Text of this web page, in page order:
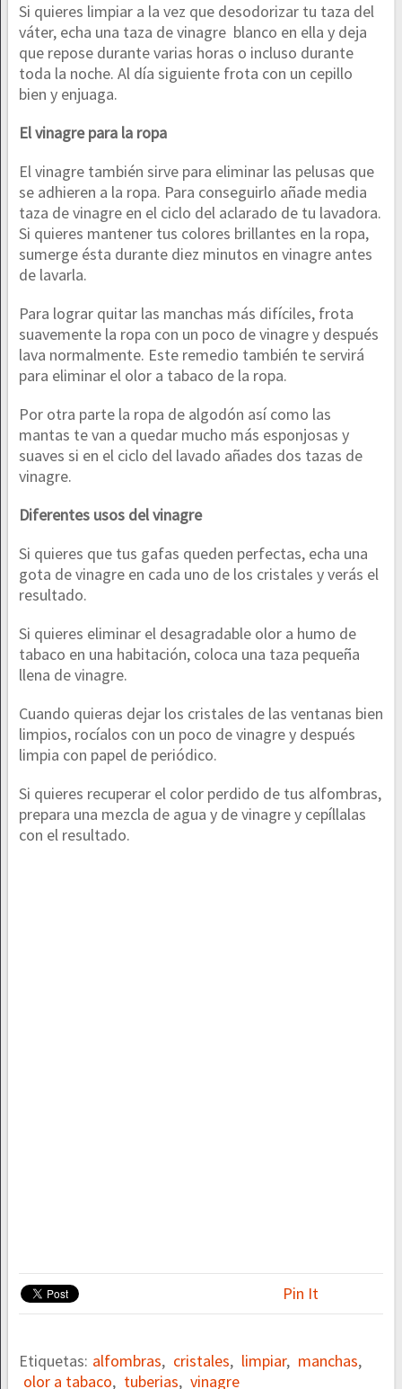
Si quieres limpiar a la vez que desodorizar tu taza del
váter, echa una taza de vinagre blanco en ella y deja
que repose durante varias horas o incluso durante
toda la noche. Al día siguiente frota con un cepillo
bien y enjuaga.
El vinagre para la ropa
El vinagre también sirve para eliminar las pelusas que
se adhieren a la ropa. Para conseguirlo añade media
taza de vinagre en el ciclo del aclarado de tu lavadora.
Si quieres mantener tus colores brillantes en la ropa,
sumerge ésta durante diez minutos en vinagre antes
de lavarla.
Para lograr quitar las manchas más difíciles, frota
suavemente la ropa con un poco de vinagre y después
lava normalmente. Este remedio también te servirá
para eliminar el olor a tabaco de la ropa.
Por otra parte la ropa de algodón así como las
mantas te van a quedar mucho más esponjosas y
suaves si en el ciclo del lavado añades dos tazas de
vinagre.
Diferentes usos del vinagre
Si quieres que tus gafas queden perfectas, echa una
gota de vinagre en cada uno de los cristales y verás el
resultado.
Si quieres eliminar el desagradable olor a humo de
tabaco en una habitación, coloca una taza pequeña
llena de vinagre.
Cuando quieras dejar los cristales de las ventanas bien
limpios, rocíalos con un poco de vinagre y después
limpia con papel de periódico.
Si quieres recuperar el color perdido de tus alfombras,
prepara una mezcla de agua y de vinagre y cepíllalas
con el resultado.
Pin It
Etiquetas: alfombras, cristales, limpiar, manchas,
olor a tabaco, tuberias, vinagre